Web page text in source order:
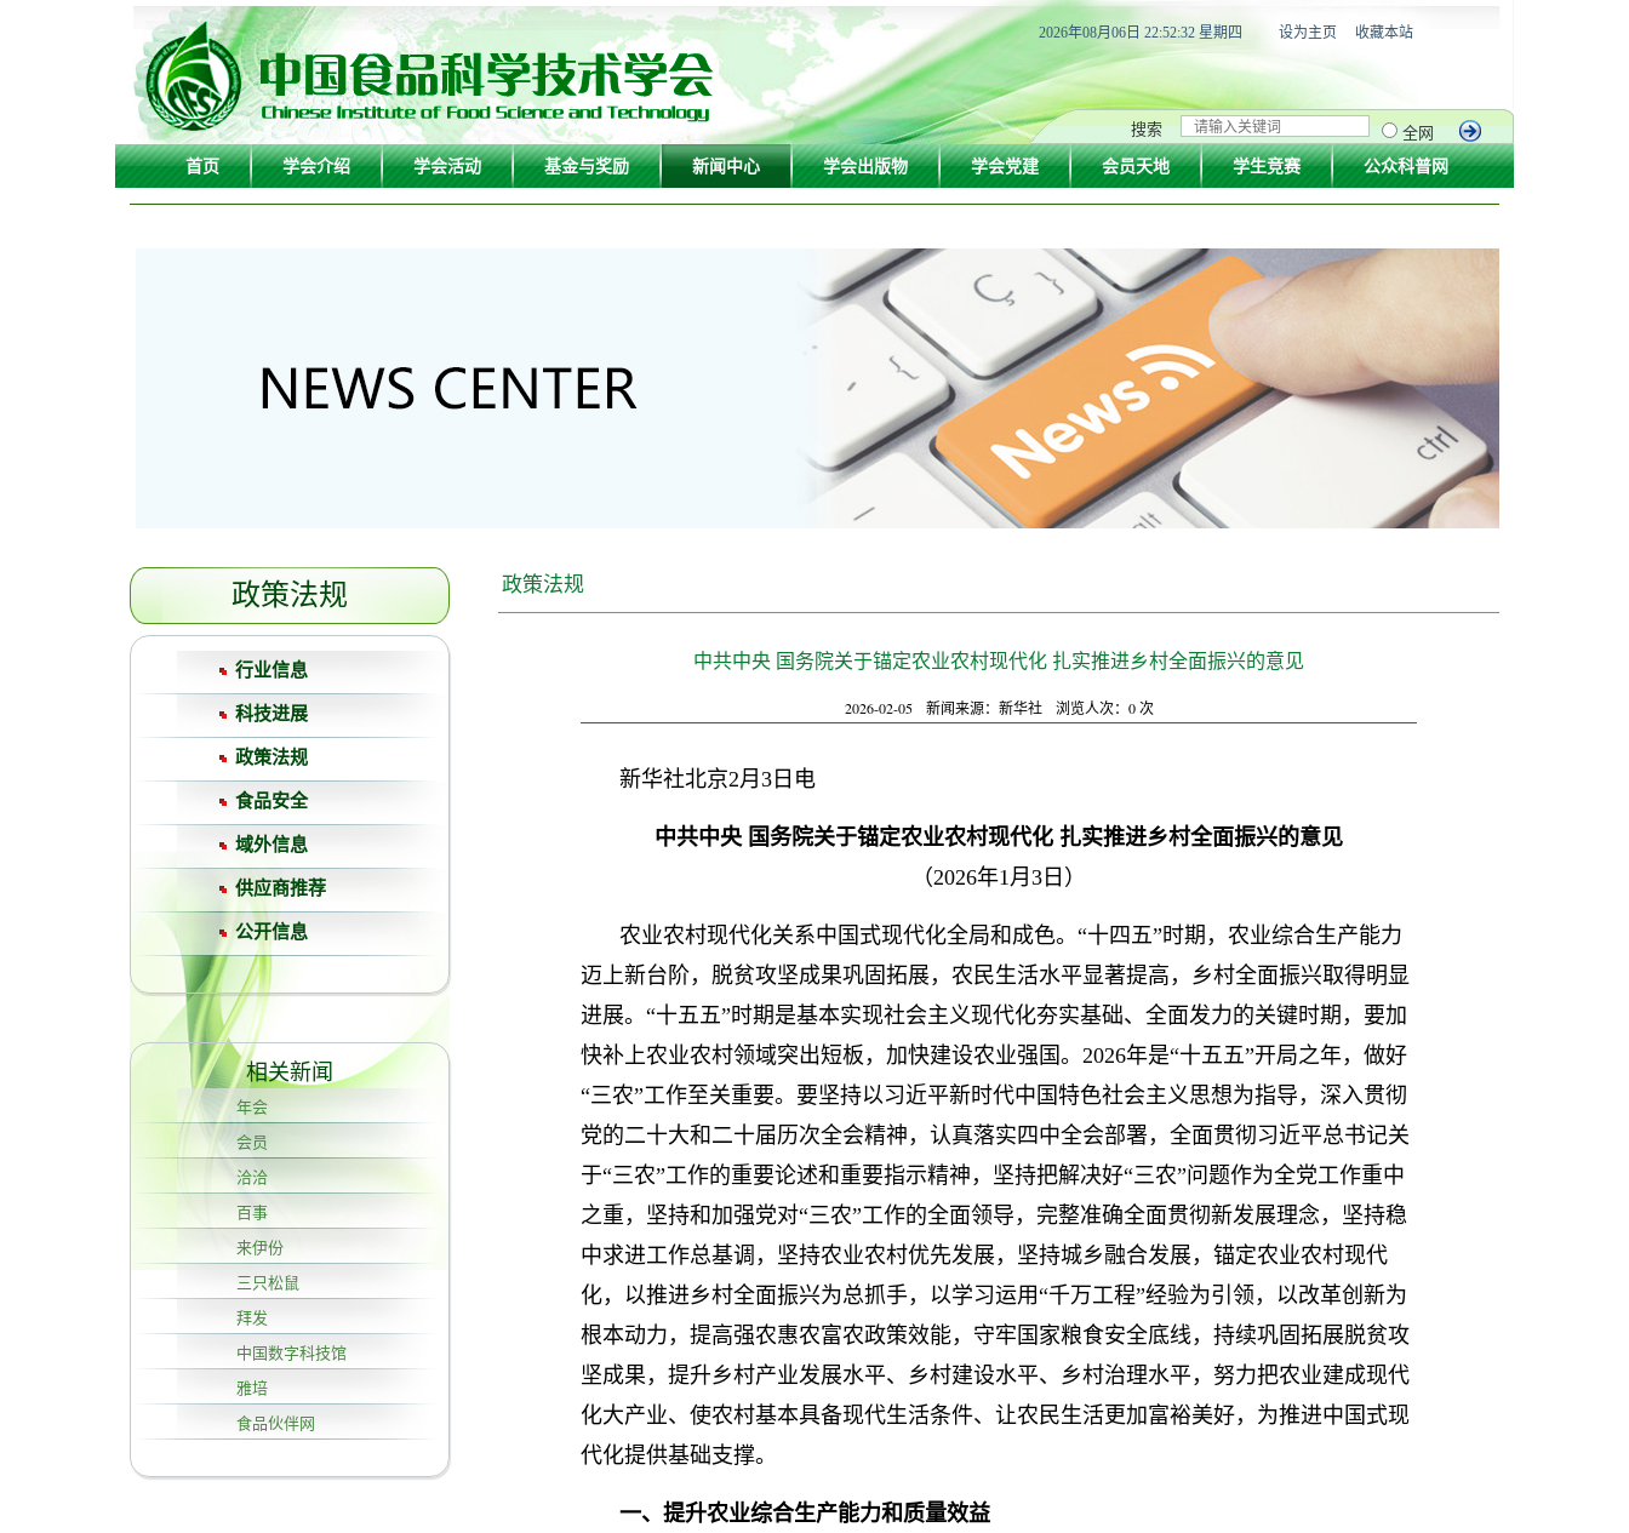
2026年08月06日 22:52:33 星期四 设为主页 收藏本站
搜索
全网
首页
学会介绍 学会活动 基金与奖励 新闻中心 学会出版物 学会党建 会员天地 学生竞赛 公众科普网
政策法规
行业信息
科技进展
政策法规
食品安全
域外信息
供应商推荐
公开信息
相关新闻
年会
会员
洽洽
百事
来伊份
三只松鼠
拜发
中国数字科技馆
雅培
食品伙伴网
政策法规
中共中央 国务院关于锚定农业农村现代化 扎实推进乡村全面振兴的意见
2026-02-05 新闻来源：新华社 浏览人次： 0次
新华社北京2月3日电
中共中央 国务院关于锚定农业农村现代化 扎实推进乡村全面振兴的意见
（2026年1月3日）
农业农村现代化关系中国式现代化全局和成色。“十四五”时期，农业综合生产能力
迈上新台阶，脱贫攻坚成果巩固拓展，农民生活水平显著提高，乡村全面振兴取得明显
进展。“十五五”时期是基本实现社会主义现代化夯实基础、全面发力的关键时期，要加
快补上农业农村领域突出短板，加快建设农业强国。2026年是“十五五”开局之年，做好
“三农”工作至关重要。要坚持以习近平新时代中国特色社会主义思想为指导，深入贯彻
党的二十大和二十届历次全会精神，认真落实四中全会部署，全面贯彻习近平总书记关
于“三农”工作的重要论述和重要指示精神，坚持把解决好“三农”问题作为全党工作重中
之重，坚持和加强党对“三农”工作的全面领导，完整准确全面贯彻新发展理念，坚持稳
中求进工作总基调，坚持农业农村优先发展，坚持城乡融合发展，锚定农业农村现代
化，以推进乡村全面振兴为总抓手，以学习运用“千万工程”经验为引领，以改革创新为
根本动力，提高强农惠农富农政策效能，守牢国家粮食安全底线，持续巩固拓展脱贫攻
坚成果，提升乡村产业发展水平、乡村建设水平、乡村治理水平，努力把农业建成现代
化大产业、使农村基本具备现代生活条件、让农民生活更加富裕美好，为推进中国式现
代化提供基础支撑。
一、提升农业综合生产能力和质量效益